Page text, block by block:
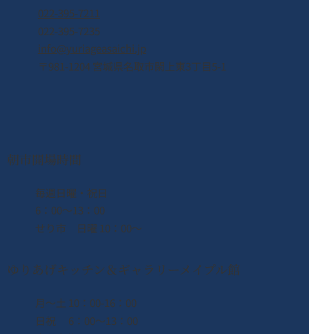
022-395-7211
022-395-7235
info@yuriageasaichi.jp
〒981-1204 宮城県名取市閖上東3丁目5-1
朝市開場時間
​毎週日曜・祝日
6：00〜13：00
せり市 日曜 10：00〜
ゆりあげキッチン＆ギャラリーメイプル館
月〜土 10：00-16：00
日祝 6：00〜13：00